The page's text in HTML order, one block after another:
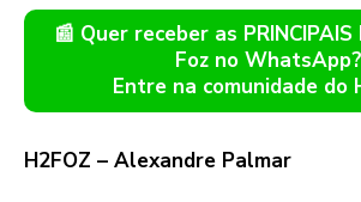
📰 Quer receber as PRINCIPAIS
Foz no WhatsApp?
Entre na comunidade do
H2FOZ – Alexandre Palmar